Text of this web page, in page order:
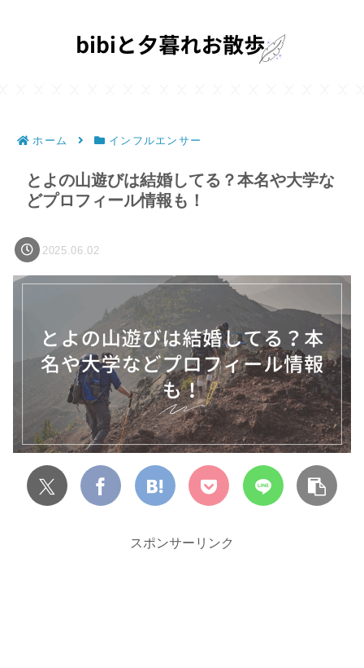
ホーム インフルエンサー
とよの山遊びは結婚してる？本名や大学な
どプロフィール情報も！
2025.06.02
スポンサーリンク